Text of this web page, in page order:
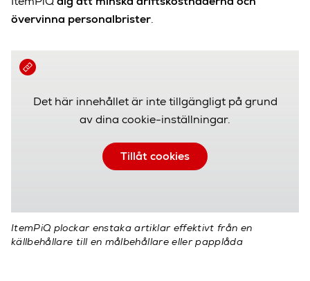
Det här innehållet är inte tillgängligt på grund
av dina cookie-inställningar.
Tillåt cookies
ItemPiQ plockar enstaka artiklar effektivt från en
källbehållare till en målbehållare eller papplåda
övervinna personalbrister.